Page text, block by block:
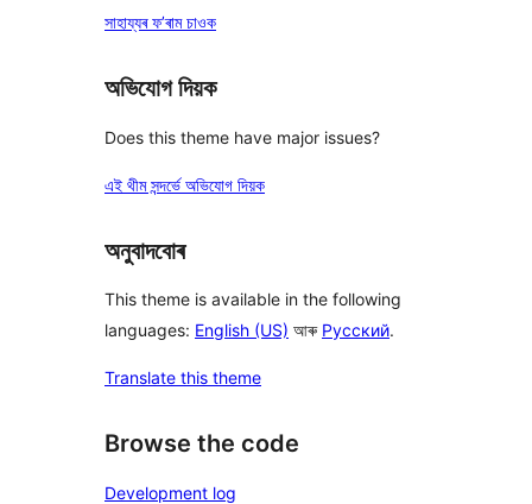
সাহায্যৰ ফ’ৰাম চাওক
অভিযোগ দিয়ক
Does this theme have major issues?
এই থীম সন্দৰ্ভে অভিযোগ দিয়ক
অনুবাদবোৰ
This theme is available in the following
languages: English (US) আৰু Русский.
Translate this theme
Browse the code
Development log